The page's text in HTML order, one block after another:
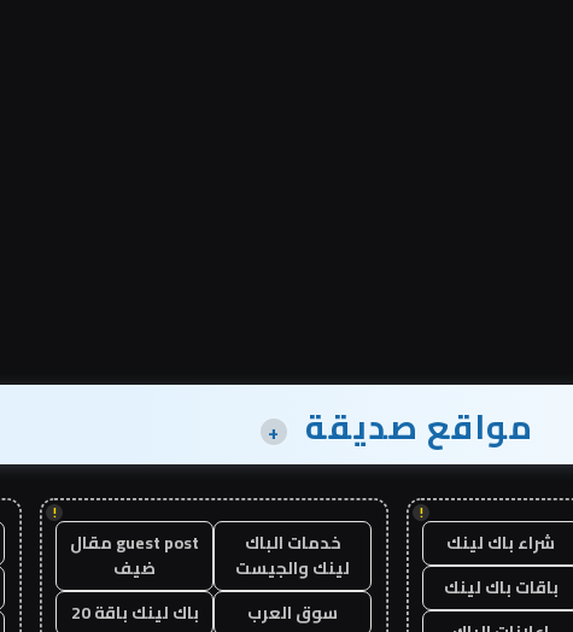
مواقع صديقة +
!
شراء باك لينك
باقات باك لينك
!
خدمات الباك
لينك والجيست
guest post مقال
ضيف
سوق العرب
باك لينك باقة 20